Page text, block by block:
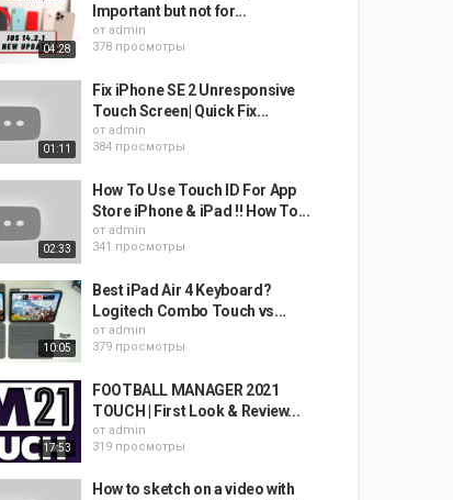
04:28
Important but not for...
от admin
378 просмотры
01:11
Fix iPhone SE 2 Unresponsive
Touch Screen| Quick Fix...
от admin
384 просмотры
02:33
How To Use Touch ID For App
Store iPhone & iPad !! How To...
от admin
341 просмотры
10:05
Best iPad Air 4 Keyboard?
Logitech Combo Touch vs...
от admin
379 просмотры
17:53
FOOTBALL MANAGER 2021
TOUCH | First Look & Review...
от admin
319 просмотры
How to sketch on a video with